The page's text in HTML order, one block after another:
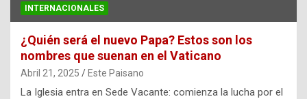
INTERNACIONALES
¿Quién será el nuevo Papa? Estos son los
nombres que suenan en el Vaticano
Abril 21, 2025 Este Paisano
La Iglesia entra en Sede Vacante: comienza la lucha por el